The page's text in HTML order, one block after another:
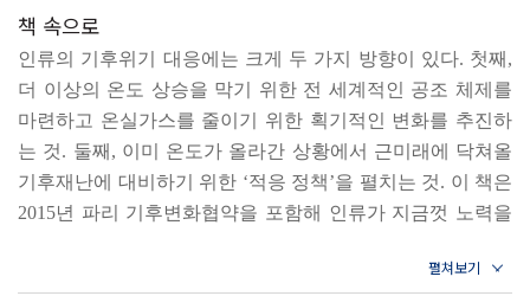
낙관적이었던 전망이 끔찍한 파국으로│숫자로 들여다보는
인류의 범죄│매년 더 빠르고 가파르게 상승하는 온도
4장 화석연료로부터 전환을 도모하다
새롭게 열린 기후변화협약의 성과│산유국이 당사국총회 개
최국이라는 아이러니
5장 지구상의 모든 것이 사라지고 있다
는 멸종│‘거대한 가속’을 따라잡기 위한 연구들│장기적 생
책 속으로
인류의 기후위기 대응에는 크게 두 가지 방향이 있다. 첫째,
더 이상의 온도 상승을 막기 위한 전 세계적인 공조 체제를
마련하고 온실가스를 줄이기 위한 획기적인 변화를 추진하
는 것. 둘째, 이미 온도가 올라간 상황에서 근미래에 닥쳐올
기후재난에 대비하기 위한 ‘적응 정책’을 펼치는 것. 이 책은
2015년 파리 기후변화협약을 포함해 인류가 지금껏 노력을
현재 세계 곳곳에서 펼쳐지고 있는 두 번째 방향의 대응책을